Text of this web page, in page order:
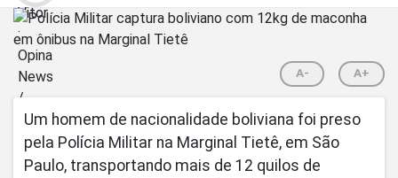
A- A+
Um homem de nacionalidade boliviana foi preso
pela Polícia Militar na Marginal Tietê, em São
Paulo, transportando mais de 12 quilos de